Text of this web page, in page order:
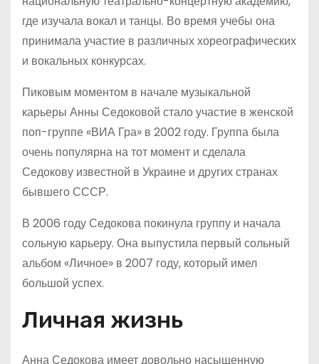
где изучала вокал и танцы. Во время учебы она
принимала участие в различных хореографических
и вокальных конкурсах.
Пиковым моментом в начале музыкальной
карьеры Анны Седоковой стало участие в женской
поп-группе «ВИА Гра» в 2002 году. Группа была
очень популярна на тот момент и сделала
Седокову известной в Украине и других странах
бывшего СССР.
В 2006 году Седокова покинула группу и начала
сольную карьеру. Она выпустила первый сольный
альбом «Личное» в 2007 году, который имел
большой успех.
Личная жизнь
Анна Седокова имеет довольно насыщенную